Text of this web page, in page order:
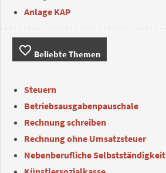
Anlage KAP
favorite_border Beliebte Themen
Steuern
Betriebsausgabenpauschale
Rechnung schreiben
Rechnung ohne Umsatzsteuer
Nebenberufliche Selbstständigkeit